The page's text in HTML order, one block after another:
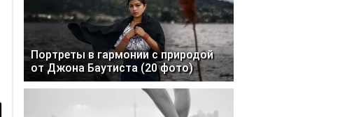
Портреты в гармонии с природой
от Джона Баутиста (20 фото)